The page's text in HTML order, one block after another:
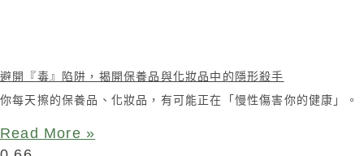
避開『毒』陷阱，揭開保養品與化妝品中的隱形殺手
你每天擦的保養品、化妝品，有可能正在「慢性傷害你的健康」。
Read More »